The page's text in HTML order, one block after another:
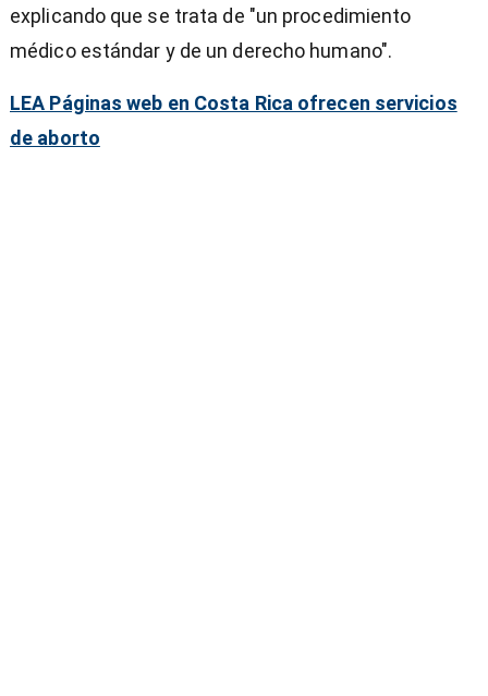
explicando que se trata de "un procedimiento
médico estándar y de un derecho humano".
LEA Páginas web en Costa Rica ofrecen servicios
de aborto